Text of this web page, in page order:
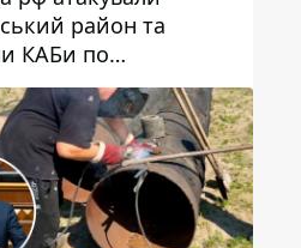
район та
КАБи по
постраждав
в небо здіймається